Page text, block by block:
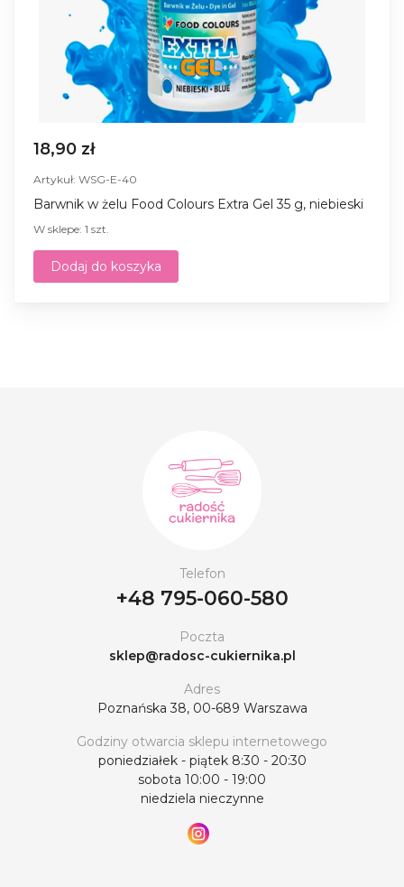
18,90 zł
Artykuł: WSG-E-40
Barwnik w żelu Food Colours Extra Gel 35 g, niebieski
W sklepe: 1 szt.
Dodaj do koszyka
Telefon
+48 795-060-580
Poczta
sklep@radosc-cukiernika.pl
Adres
Poznańska 38, 00-689 Warszawa
Godziny otwarcia sklepu internetowego
poniedziałek - piątek 8:30 - 20:30
sobota 10:00 - 19:00
niedziela nieczynne